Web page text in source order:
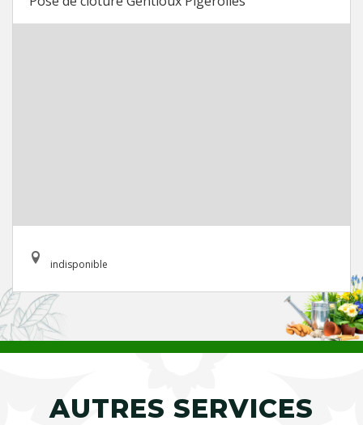
indisponible
AUTRES SERVICES